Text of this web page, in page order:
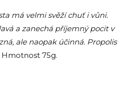
má velmi svěží chuť i vůni.
a zanechá příjemný pocit v
ale naopak účinná. Propolis
Hmotnost 75g.